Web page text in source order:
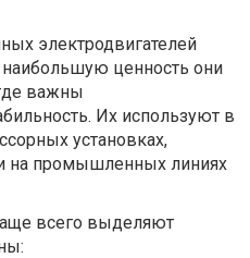
электродвигателей
ценность они
важны
Их используют в
установках,
на промышленных линиях
всего выделяют